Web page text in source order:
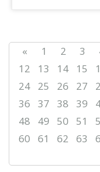
« 1 2 3
12
13 14 15
24
25 26 27
36
37 38 39
48
49 50 51
60
61 62 63